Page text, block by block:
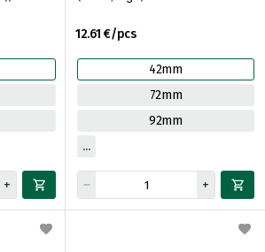
12.61 €/pcs
42mm
72mm
92mm